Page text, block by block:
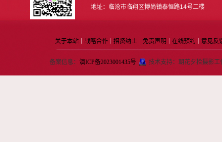
地址：临沧市临翔区博尚镇泰恒路14号二楼
关于本站｜ 战略合作｜ 招贤纳士｜ 免责声明 在线预约 意见反
备案信息： 滇ICP备2023001435号 技术支持：朝花夕拾摄影工